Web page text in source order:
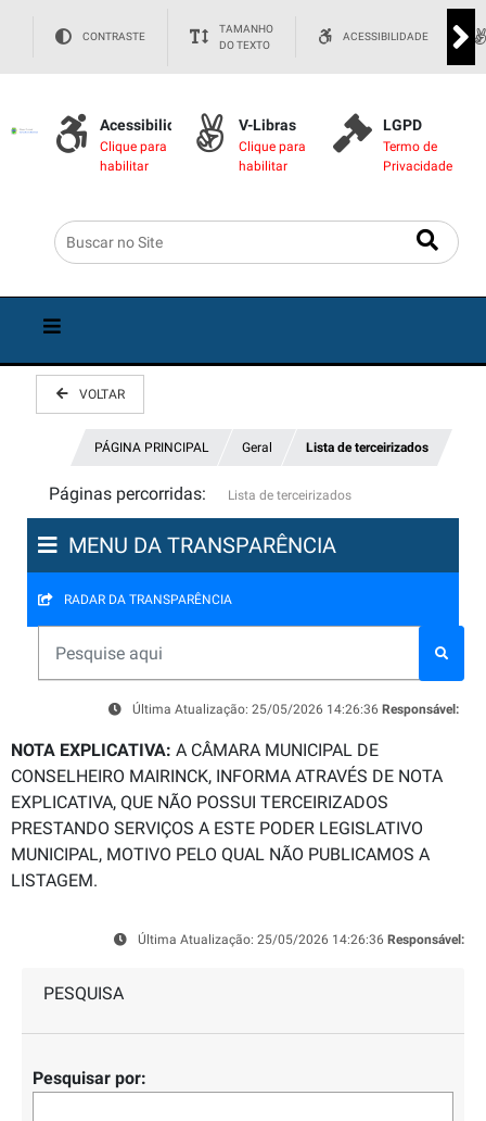
CONTRASTE
TAMANHO
DO TEXTO
ACESSIBILIDADE
Acessibilidade
Clique para
habilitar
V-Libras
Clique para
habilitar
LGPD
Termo de
Privacidade
VOLTAR
PÁGINA PRINCIPAL Geral Lista de terceirizados
Páginas percorridas: Lista de terceirizados
MENU DA TRANSPARÊNCIA
RADAR DA TRANSPARÊNCIA
Última Atualização: 25/05/2026 14:26:36 Responsável:
NOTA EXPLICATIVA: A CÂMARA MUNICIPAL DE
CONSELHEIRO MAIRINCK, INFORMA ATRAVÉS DE NOTA
EXPLICATIVA, QUE NÃO POSSUI TERCEIRIZADOS
PRESTANDO SERVIÇOS A ESTE PODER LEGISLATIVO
MUNICIPAL, MOTIVO PELO QUAL NÃO PUBLICAMOS A
LISTAGEM.
Última Atualização: 25/05/2026 14:26:36 Responsável:
PESQUISA
Pesquisar por: